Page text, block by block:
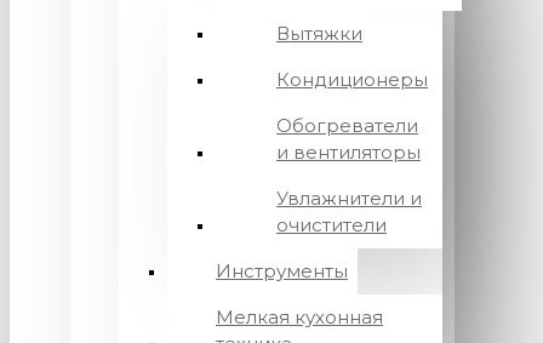
Вытяжки
Кондиционеры
Обогреватели
и вентиляторы
Увлажнители и
очистители
Инструменты
Мелкая кухонная